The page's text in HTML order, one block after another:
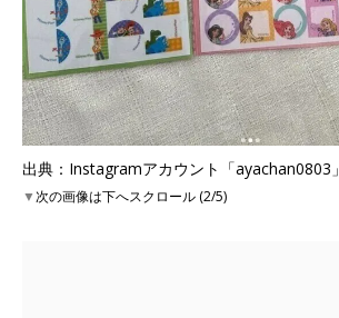
出典：Instagramアカウント「ayachan0803」
▼次の画像は下へスクロール (2/5)